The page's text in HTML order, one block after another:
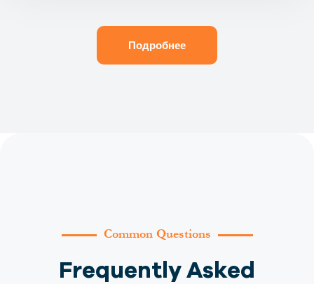
Подробнее
Common Questions
Frequently Asked